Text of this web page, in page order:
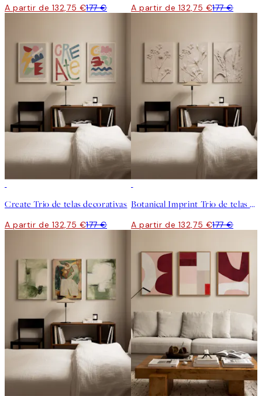
A partir de 132,75 €177 € A partir de 132,75 €177 €
Create Trio de telas decorativas
A partir de 132,75 €177 €
Botanical Imprint Trio de telas decorativas
A partir de 132,75 €177 €